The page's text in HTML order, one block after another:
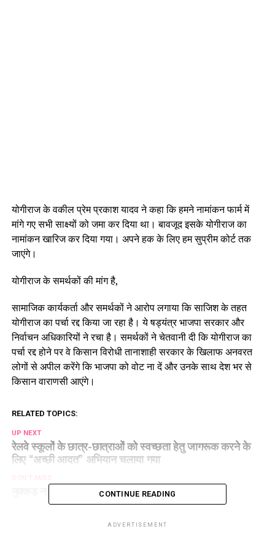
योगीराज के वकील प्रेम प्रकाश यादव ने कहा कि हमने नामांकन फार्म में
मांगे गए सभी साक्ष्यों को जमा कर दिया था। बावजूद इसके योगीराज का
नामांकन खारिज कर दिया गया। अपने हक के लिए हम सुप्रीम कोर्ट तक
जाएंगे।
योगीराज के समर्थकों की मांग है,
सामाजिक कार्यकर्ता और समर्थकों ने आरोप लगाया कि साजिश के तहत
योगीराज का पर्चा रद्द किया जा रहा है। ये षड्यंत्र भाजपा सरकार और
निर्वाचन अधिकारियों ने रचा है। समर्थकों ने चेतवानी दी कि योगीराज का
पर्चा रद्द होने पर वे किसान विरोधी तानाशाही सरकार के खिलाफ अनवरत
लोगों से अपील करेंगे कि भाजपा को वोट ना दें और उनके साथ देश भर से
किसान वाराणसी आएंगे।
RELATED TOPICS:
UP NEXT
रेलवे स्कूलों के छात्र-छात्राओं को स्वच्छता हेतु जागरूक करने के
लिए ‘‘अच्छी आदत” अभियान चलाया गया
नुक्कड़ नाटक कर मतदान करने की अपील
CONTINUE READING
ADVERTISEMENT